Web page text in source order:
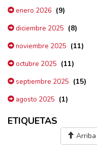
enero 2026 (9)
diciembre 2025 (8)
noviembre 2025 (11)
octubre 2025 (11)
septiembre 2025 (15)
agosto 2025 (1)
ETIQUETAS
Arriba